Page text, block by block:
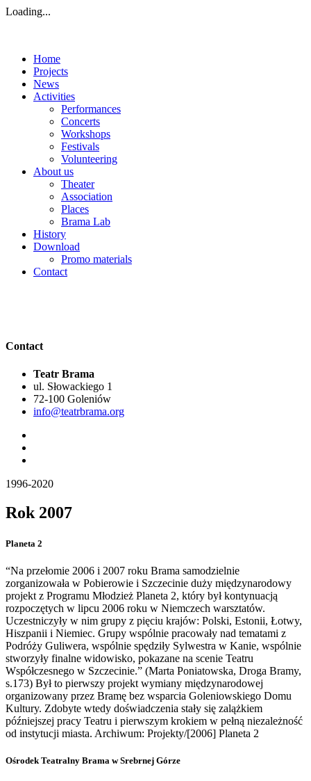
Loading...
Home
Projects
News
Activities
Performances
Concerts
Workshops
Festivals
Volunteering
About us
Theater
Association
Places
Brama Lab
History
Download
Promo materials
Contact
Contact
Teatr Brama
ul. Słowackiego 1
72-100 Goleniów
info@teatrbrama.org
1996-2020
Rok 2007
Planeta 2
“Na przełomie 2006 i 2007 roku Brama samodzielnie
zorganizowała w Pobierowie i Szczecinie duży międzynarodowy
projekt z Programu Młodzież Planeta 2, który był kontynuacją
rozpoczętych w lipcu 2006 roku w Niemczech warsztatów.
Uczestniczyły w nim grupy z pięciu krajów: Polski, Estonii, Łotwy,
Hiszpanii i Niemiec. Grupy wspólnie pracowały nad tematami z
Podróży Guliwera, wspólnie spędziły Sylwestra w Kanie, wspólnie
stworzyły finalne widowisko, pokazane na scenie Teatru
Współczesnego w Szczecinie.” (Marta Poniatowska, Droga Bramy,
s.173) Był to pierwszy projekt wymiany międzynarodowej
organizowany przez Bramę bez wsparcia Goleniowskiego Domu
Kultury. Zdobyte wtedy doświadczenia stały się zalążkiem
późniejszej pracy Teatru i pierwszym krokiem w pełną niezależność
od instytucji miasta. Archiwum: Projekty/[2006] Planeta 2
Ośrodek Teatralny Brama w Srebrnej Górze